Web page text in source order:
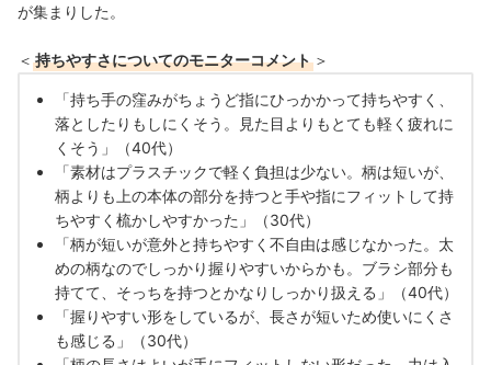
が集まりした。
＜ 持ちやすさについてのモニターコメント ＞
「持ち手の窪みがちょうど指にひっかかって持ちやすく、
落としたりもしにくそう。見た目よりもとても軽く疲れに
くそう」（40代）
「素材はプラスチックで軽く負担は少ない。柄は短いが、
柄よりも上の本体の部分を持つと手や指にフィットして持
ちやすく梳かしやすかった」（30代）
「柄が短いが意外と持ちやすく不自由は感じなかった。太
めの柄なのでしっかり握りやすいからかも。ブラシ部分も
持てて、そっちを持つとかなりしっかり扱える」（40代）
「握りやすい形をしているが、長さが短いため使いにくさ
も感じる」（30代）